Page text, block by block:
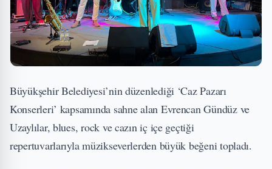
Büyükşehir Belediyesi’nin düzenlediği ‘Caz Pazarı
Konserleri’ kapsamında sahne alan Evrencan Gündüz ve
Uzaylılar, blues, rock ve cazın iç içe geçtiği
repertuvarlarıyla müzikseverlerden büyük beğeni topladı.